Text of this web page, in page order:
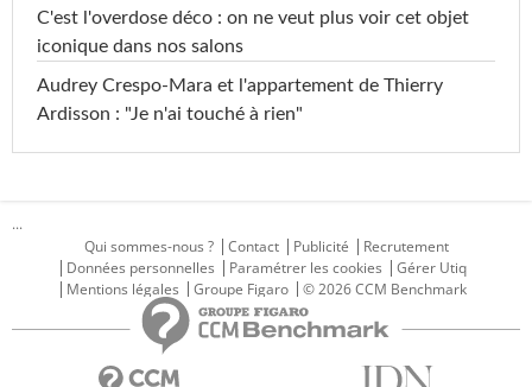
C'est l'overdose déco : on ne veut plus voir cet objet
iconique dans nos salons
Audrey Crespo-Mara et l'appartement de Thierry
Ardisson : "Je n'ai touché à rien"
...
Qui sommes-nous ?
Contact Publicité
Recrutement
Données personnelles
Paramétrer les cookies
Gérer Utiq
Mentions légales
Groupe Figaro © 2026 CCM Benchmark